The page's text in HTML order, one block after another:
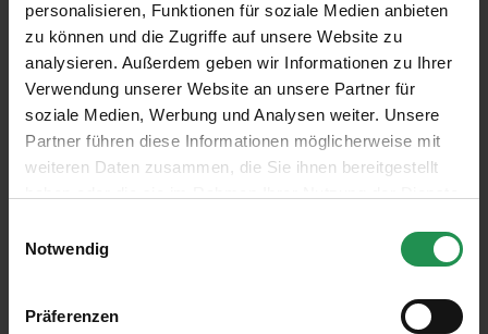
personalisieren, Funktionen für soziale Medien anbieten
zu können und die Zugriffe auf unsere Website zu
analysieren. Außerdem geben wir Informationen zu Ihrer
Verwendung unserer Website an unsere Partner für
soziale Medien, Werbung und Analysen weiter. Unsere
Partner führen diese Informationen möglicherweise mit
weiteren Daten zusammen, die Sie ihnen bereitgestellt
Notwendig
Präferenzen
sich die hier lebenden Menschen für "ihren" Lebensraum
mitverantwortlich fühlen. So wird kaum etwas achtlos
weggeworfen, und auch der Hundekot, der vor zwei
Jahrzehnten noch ein Problem war, wird heute viel
konsequenter weggeräumt. „Wenn es mit den
Hundebesitzern in Wien überall so gut liefe wie in
Die Führungen mit Herrn Gangl sind weit mehr als reine
Natur im unmittelbaren Lebensumfeld und bieten